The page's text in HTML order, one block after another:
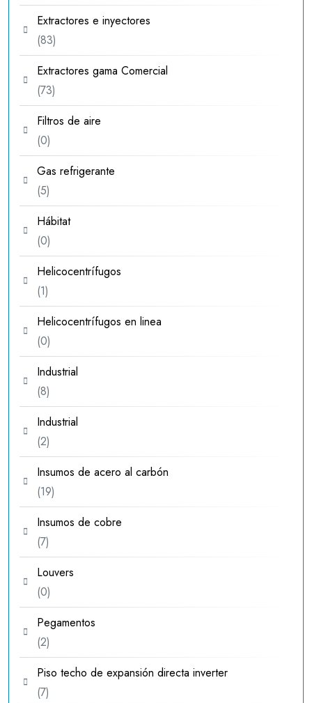
productos
Extractores e inyectores
8383
productos
Extractores gama Comercial
7373
productos
Filtros de aire
00
productos
Gas refrigerante
55
productos
Hábitat
00
productos
Helicocentrífugos
11
producto
Helicocentrífugos en linea
00
productos
Industrial
88
productos
Industrial
22
productos
Insumos de acero al carbón
1919
productos
Insumos de cobre
77
productos
Louvers
00
productos
Pegamentos
22
productos
Piso techo de expansión directa inverter
77